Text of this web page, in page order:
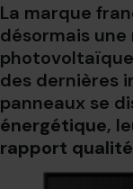
La marque
désormais
des dernières
panneaux se
énergétique,
rapport